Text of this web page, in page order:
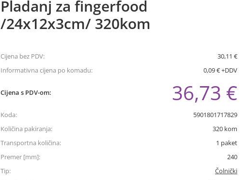
Pladanj za fingerfood
/24x12x3cm/ 320kom
Cijena bez PDV:
30,11 €
Informativna cijena po komadu:
0,09 € +DDV
Cijena s PDV-om: 36,73 €
Koda:
5901801717829
Količina pakiranja:
320 kom
Transportna količina:
1 paket
Premer [mm]:
240
Tip:
Čolnički